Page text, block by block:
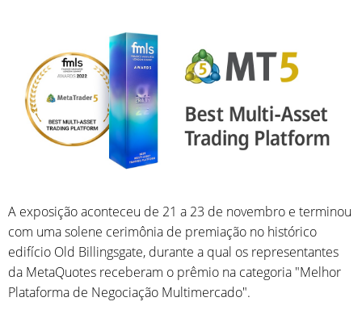
A exposição aconteceu de 21 a 23 de novembro e terminou
com uma solene cerimônia de premiação no histórico
edifício Old Billingsgate, durante a qual os representantes
da MetaQuotes receberam o prêmio na categoria "Melhor
Plataforma de Negociação Multimercado".